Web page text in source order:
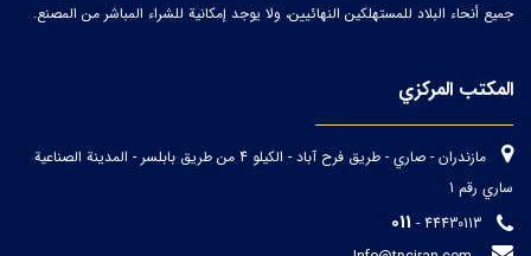
جميع أنحاء البلاد للمستهلكين النهائيين، ولا يوجد إمكانية للشراء المباشر من المصنع.
المكتب المركزي
مازندران - صاري - طريق فرح آباد - الكيلو 4 من طريق بابلسر - المدينة الصناعية
ساري رقم 1
011 - 44430113